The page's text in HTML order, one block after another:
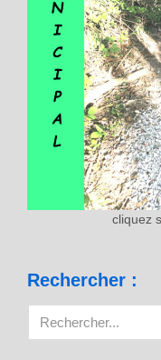
cliquez
Rechercher :